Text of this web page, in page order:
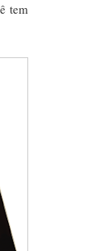
tem